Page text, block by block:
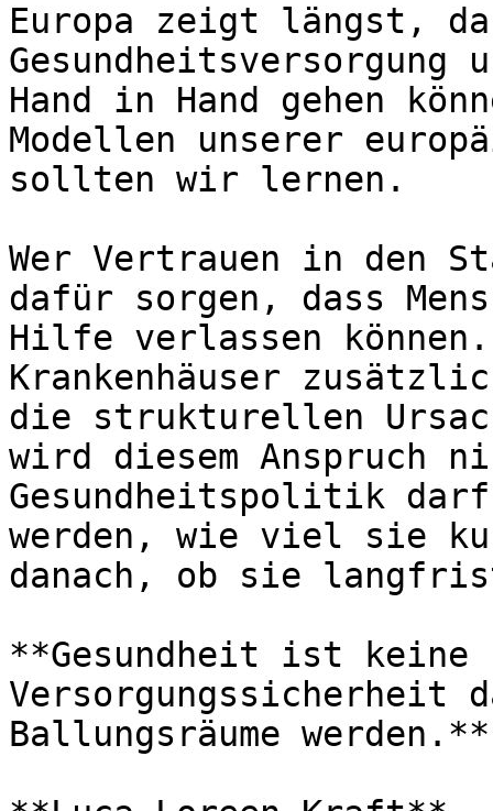
Europa zeigt längst,
Hand in Hand gehen
Modellen unserer
sollten wir lernen.
Wer Vertrauen in den
dafür sorgen, dass
Hilfe verlassen
Krankenhäuser
die strukturellen
wird diesem Anspruch
Gesundheitspolitik
werden, wie viel sie
danach, ob sie
**Gesundheit ist
Versorgungssicherheit
Ballungsräume werden.**